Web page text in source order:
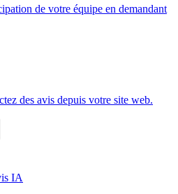
de votre équipe en demandant
des avis depuis votre site web.
IA